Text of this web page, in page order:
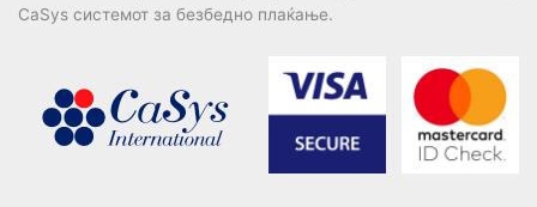
CaSys системот за безбедно плаќање.